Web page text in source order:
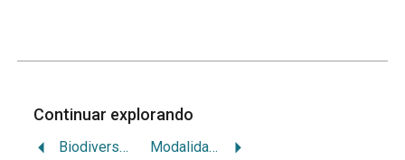
Continuar explorando
Biodiversidad atacada en Corredor Biológico San Juan-La Selva Modalidades agroturisticas y sus limitaciones